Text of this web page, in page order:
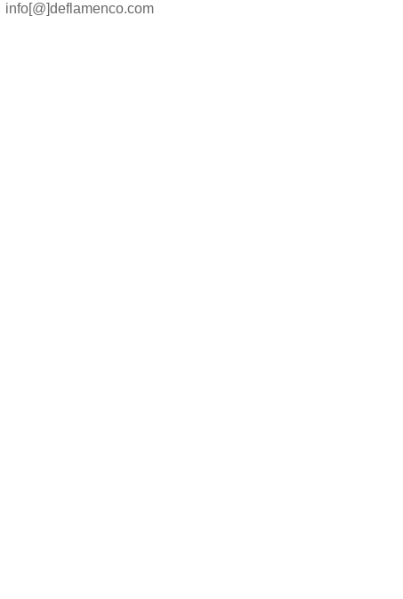
info[@]deflamenco.com